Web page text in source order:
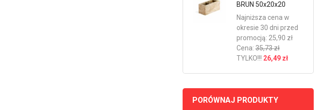
BRUN 50x20x20
Najniższa cena w
okresie 30 dni przed
promocją: 25,90 zł
Cena: 35,73 zł
TYLKO!!! 26,49 zł
PORÓWNAJ PRODUKTY